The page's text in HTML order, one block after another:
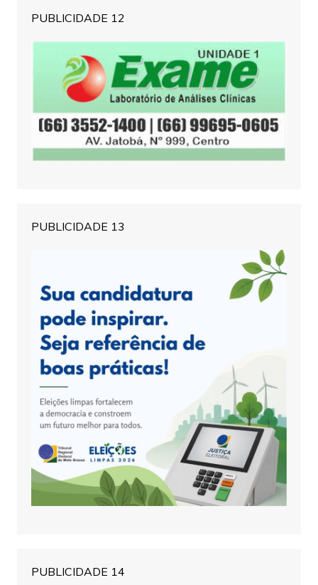
PUBLICIDADE 12
PUBLICIDADE 13
PUBLICIDADE 14